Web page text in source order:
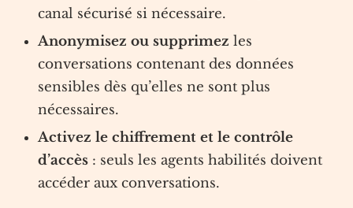
canal sécurisé si nécessaire.
Anonymisez ou supprimez les
conversations contenant des données
sensibles dès qu’elles ne sont plus
nécessaires.
Activez le chiffrement et le contrôle
d’accès : seuls les agents habilités doivent
accéder aux conversations.